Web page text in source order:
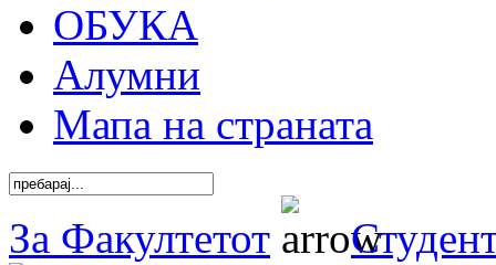
ОБУКА
Алумни
Мапа на страната
За Факултетот